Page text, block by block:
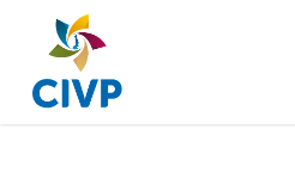
main
content